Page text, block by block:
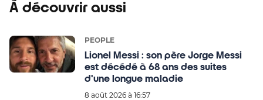
À découvrir aussi
PEOPLE
Lionel Messi : son père Jorge Messi
est décédé à 68 ans des suites
d'une longue maladie
8 août 2026 à 16:57